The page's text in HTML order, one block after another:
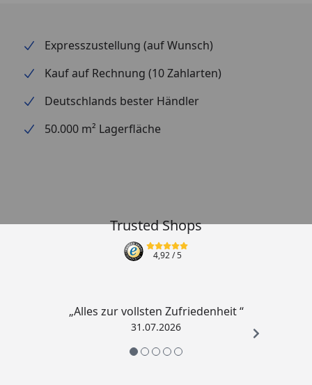
Expresszustellung (auf Wunsch)
Kauf auf Rechnung (10 Zahlarten)
Deutschlands bester Händler
50.000 m² Lagerfläche
Trusted Shops
4,92/ 5
„Alles zur vollsten Zufriedenheit “
31.07.2026